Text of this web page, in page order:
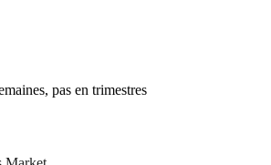
pas en trimestres